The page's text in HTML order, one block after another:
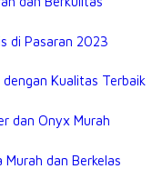
di Pasaran 2023
Kualitas Terbaik
dan Onyx Murah
dan Berkelas